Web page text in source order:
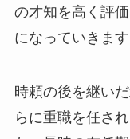
の才知を高く評
になっていきます
時頼の後を継い
らに重職を任さ